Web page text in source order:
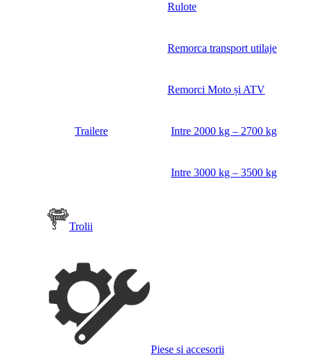
Rulote
Remorca transport utilaje
Remorci Moto și ATV
Trailere Intre 2000 kg – 2700 kg
Intre 3000 kg – 3500 kg
Trolii
Piese si accesorii